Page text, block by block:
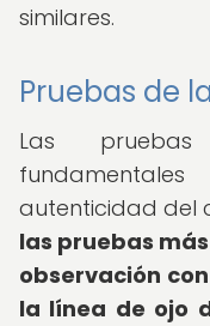
similares.
Pruebas de
Las
autenticidad del
las pruebas
observación
la línea de ojo